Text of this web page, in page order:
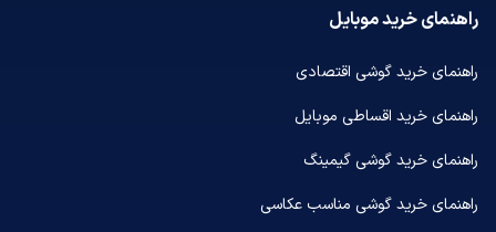
راهنمای خرید موبایل
راهنمای خرید گوشی اقتصادی
راهنمای خرید اقساطی موبایل
راهنمای خرید گوشی گیمینگ
راهنمای خرید گوشی مناسب عکاسی